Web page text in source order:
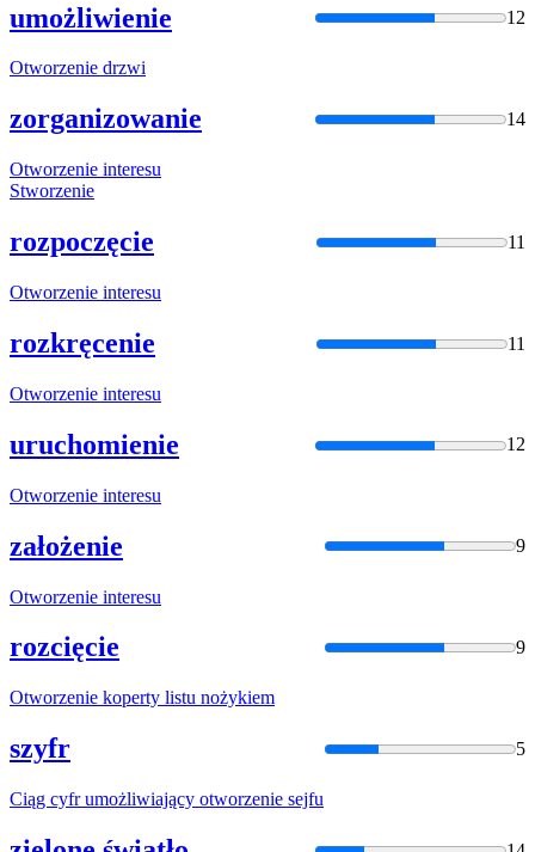
umożliwienie 12
Otworzenie drzwi
zorganizowanie 14
Otworzenie interesu
Stworzenie
rozpoczęcie 11
Otworzenie interesu
rozkręcenie 11
Otworzenie interesu
uruchomienie 12
Otworzenie interesu
założenie 9
Otworzenie interesu
rozcięcie 9
Otworzenie koperty listu nożykiem
szyfr 5
Ciąg cyfr umożliwiający otworzenie sejfu